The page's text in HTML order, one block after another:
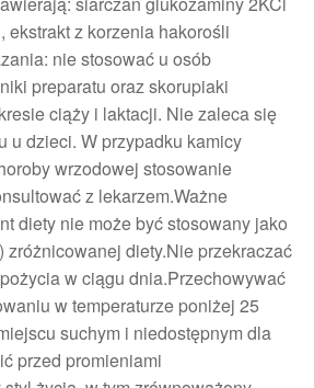
ekstrakt z korzenia hakorośli
nie stosować u osób
preparatu oraz skorupiaki
ciąży i laktacji. Nie zaleca się
u dzieci. W przypadku kamicy
wrzodowej stosowanie
z lekarzem.Ważne
diety nie może być stosowany jako
zróżnicowanej diety.Nie przekraczać
w ciągu dnia.Przechowywać
w temperaturze poniżej 25
suchym i niedostępnym dla
przed promieniami